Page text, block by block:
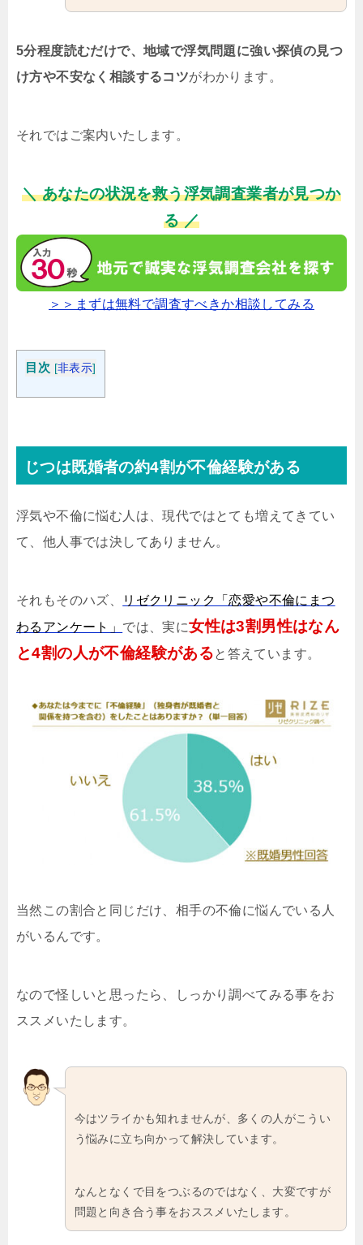
5分程度読むだけで、地域で浮気問題に強い探偵の見つ
け方や不安なく相談するコツがわかります。
それではご案内いたします。
＼ あなたの状況を救う浮気調査業者が見つか
る ／
＞＞まずは無料で調査すべきか相談してみる
目次 [非表示]
じつは既婚者の約4割が不倫経験がある
浮気や不倫に悩む人は、現代ではとても増えてきてい
て、他人事では決してありません。
それもそのハズ、
リゼクリニック「恋愛や不倫にまつ
わるアンケート」 では、実に女性は3割男性はなん
と4割の人が不倫経験があると答えています。
当然この割合と同じだけ、相手の不倫に悩んでいる人
がいるんです。
なので怪しいと思ったら、しっかり調べてみる事をお
ススメいたします。
今はツライかも知れませんが、多くの人がこうい
う悩みに立ち向かって解決しています。
なんとなくで目をつぶるのではなく、大変ですが
問題と向き合う事をおススメいたします。